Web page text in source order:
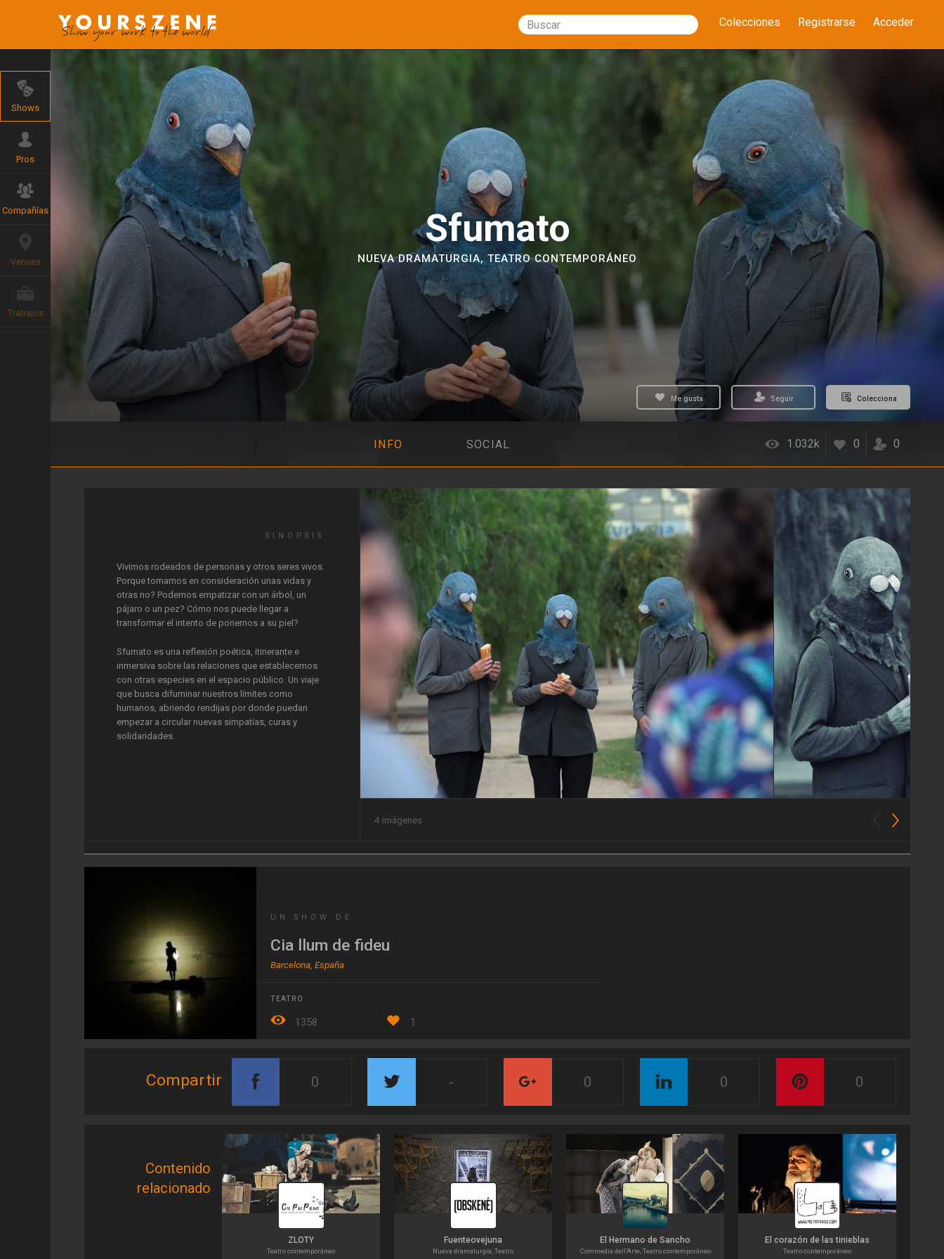
Buscar Colecciones Registrarse Acceder
Shows
Pros
Compañías
Venues
Trabajos
Sfumato
NUEVA DRAMATURGIA,TEATRO CONTEMPORÁNEO
Me gusta Seguir Colecciona
INFO SOCIAL 1.032k 0 0
SINOPSIS
Vivimos rodeados de personas y otros seres vivos.
Porque tomamos en consideración unas vidas y
otras no? Podemos empatizar con un árbol, un
pájaro o un pez? Cómo nos puede llegar a
transformar el intento de ponernos a su piel?
Sfumato es una reflexión poética, itinerante e
inmersiva sobre las relaciones que establecemos
con otras especies en el espacio público. Un viaje
que busca difuminar nuestros límites como
humanos, abriendo rendijas por donde puedan
empezar a circular nuevas simpatías, curas y
solidaridades.
4 imágenes
UN SHOW DE
Cia llum de fideu
Barcelona, España
TEATRO
1358 1
Compartir 0 - 0 0 0
Contenido
relacionado
ZLOTY
Teatro contemporáneo
Fuenteovejuna
Nueva dramaturgia, Teatro
El Hermano de Sancho
Commedia dell’Arte, Teatro contemporáneo
El corazón de las tinieblas
Teatro contemporáneo